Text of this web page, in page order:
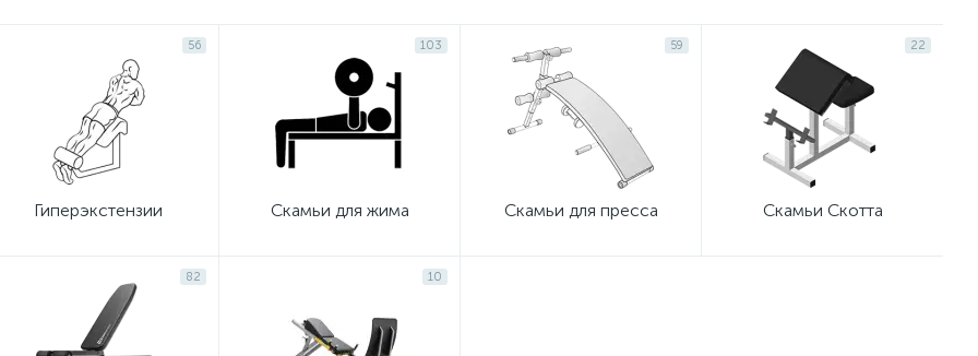
56
Гиперэкстензии
103
Скамьи для жима
59
Скамьи для пресса
22
Скамьи Скотта
82 10